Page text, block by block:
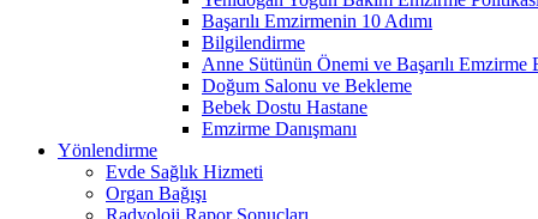
Başarılı Emzirmenin 10 Adımı
Bilgilendirme
Anne Sütünün Önemi ve Başarılı Emzirme
Doğum Salonu ve Bekleme
Bebek Dostu Hastane
Emzirme Danışmanı
Yönlendirme
Evde Sağlık Hizmeti
Organ Bağışı
Radyoloji Rapor Sonuçları